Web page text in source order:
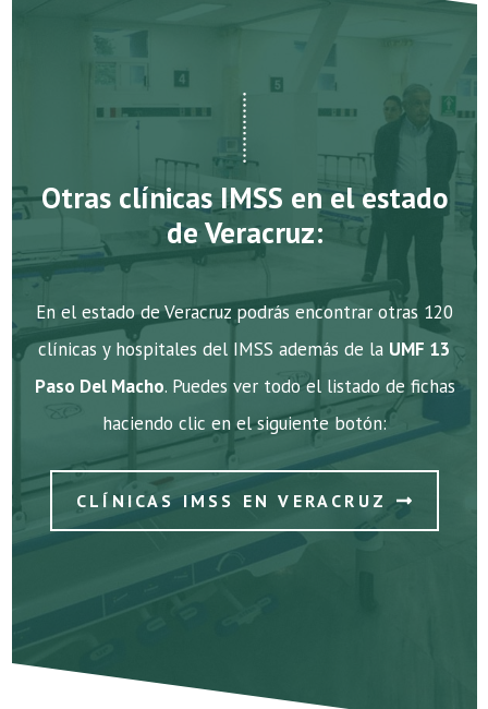
Otras clínicas IMSS en el estado
de Veracruz:
En el estado de Veracruz podrás encontrar otras 120
clínicas y hospitales del IMSS además de la UMF 13
Paso Del Macho. Puedes ver todo el listado de fichas
haciendo clic en el siguiente botón:
CLÍNICAS IMSS EN VERACRUZ